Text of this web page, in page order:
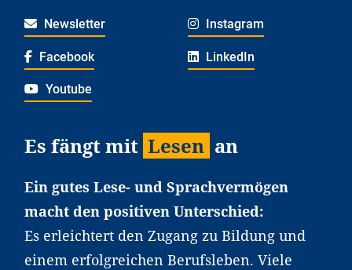
Newsletter Instagram
Facebook LinkedIn
Youtube
Es fängt mit Lesen an
Ein gutes Lese- und Sprachvermögen
macht den positiven Unterschied:
Es erleichtert den Zugang zu Bildung und
einem erfolgreichen Berufsleben. Viele